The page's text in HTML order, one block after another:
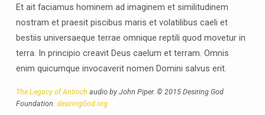
Et ait faciamus hominem ad imaginem et similitudinem
nostram et praesit piscibus maris et volatilibus caeli et
bestiis universaeque terrae omnique reptili quod movetur in
terra. In principio creavit Deus caelum et terram. Omnis
enim quicumque invocaverit nomen Domini salvus erit.
The Legacy of Antioch audio by John Piper. © 2015 Desiring God
Foundation. desiringGod.org